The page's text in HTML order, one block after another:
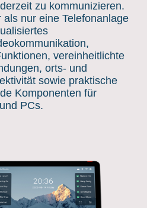
zu kommunizieren.
nur eine Telefonanlage
vereinheitlichte
orts- und
sowie praktische
Komponenten für
PCs.